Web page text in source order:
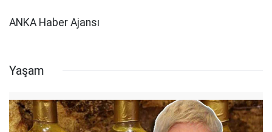
ANKA Haber Ajansı
Yaşam